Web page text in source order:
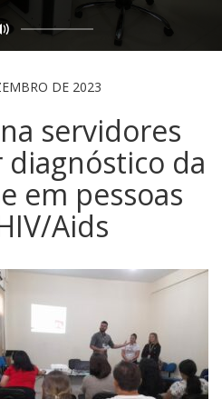
DE 2023
servidores
da
em pessoas
Aids